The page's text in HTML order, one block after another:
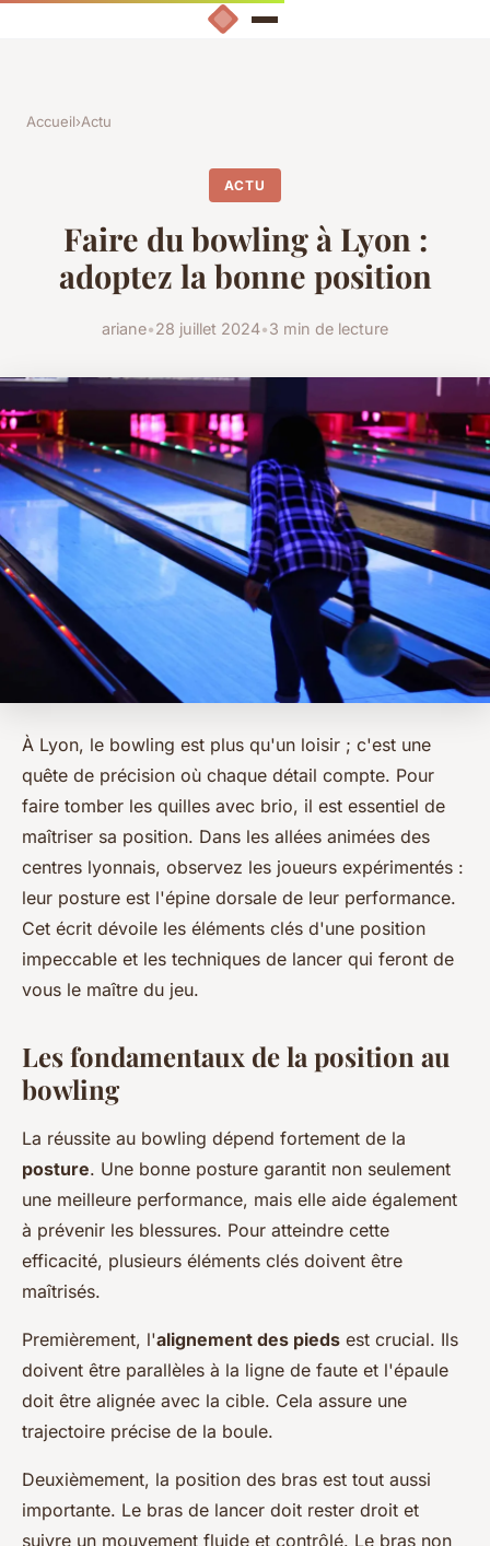
Accueil›Actu
ACTU
Faire du bowling à Lyon :
adoptez la bonne position
ariane•28 juillet 2024•3 min de lecture
À Lyon, le bowling est plus qu'un loisir ; c'est une
quête de précision où chaque détail compte. Pour
faire tomber les quilles avec brio, il est essentiel de
maîtriser sa position. Dans les allées animées des
centres lyonnais, observez les joueurs expérimentés :
leur posture est l'épine dorsale de leur performance.
Cet écrit dévoile les éléments clés d'une position
impeccable et les techniques de lancer qui feront de
vous le maître du jeu.
Les fondamentaux de la position au
bowling
La réussite au bowling dépend fortement de la
posture. Une bonne posture garantit non seulement
une meilleure performance, mais elle aide également
à prévenir les blessures. Pour atteindre cette
efficacité, plusieurs éléments clés doivent être
maîtrisés.
Premièrement, l'alignement des pieds est crucial. Ils
doivent être parallèles à la ligne de faute et l'épaule
doit être alignée avec la cible. Cela assure une
trajectoire précise de la boule.
Deuxièmement, la position des bras est tout aussi
importante. Le bras de lancer doit rester droit et
suivre un mouvement fluide et contrôlé. Le bras non